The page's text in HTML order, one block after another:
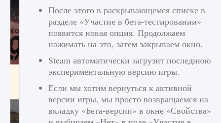
Входят ли «Милан» и «Интер» в EA FC 25
9 августа 2024 2 064 0 1
После этого в раскрывающемся списке в
разделе «Участие в бета-тестировании»
появится новая опция. Продолжаем
нажимать на это, затем закрываем окно.
Steam автоматически загрузит последнюю
экспериментальную версию игры.
Если мы хотим вернуться к активной
версии игры, мы просто возвращаемся на
вкладку «Бета-версии» в окне «Свойства»